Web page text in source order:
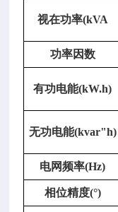
视在功率(kVA
功率因数
有功电能(kW.h)
无功电能(kvar"h)
电网频率(Hz)
相位精度(°)